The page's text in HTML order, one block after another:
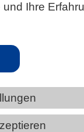
Ihre
leben
die eher
früher?
so einfach
und